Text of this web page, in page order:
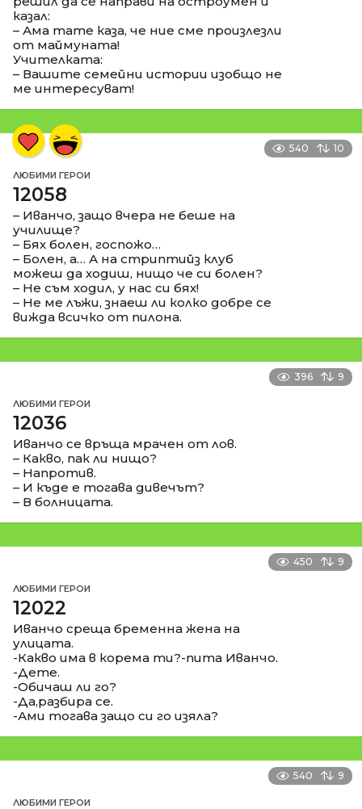
казал:
– Ама тате каза, че ние сме произлезли
от маймуната!
Учителката:
– Вашите семейни истории изобщо не
ме интересуват!
540 10
ЛЮБИМИ ГЕРОИ
12058
– Иванчо, защо вчера не беше на
училище?
– Бях болен, госпожо…
– Болен, а… А на стриптийз клуб
можеш да ходиш, нищо че си болен?
– Не съм ходил, у нас си бях!
– Не ме лъжи, знаеш ли колко добре се
вижда всичко от пилона.
396 9
ЛЮБИМИ ГЕРОИ
12036
Иванчо се връща мрачен от лов.
– Какво, пак ли нищо?
– Напротив.
– И къде е тогава дивечът?
– В болницата.
450 9
ЛЮБИМИ ГЕРОИ
12022
Иванчо среща бременна жена на
улицата.
-Какво има в корема ти?-пита Иванчо.
-Дете.
-Обичаш ли го?
-Да,разбира се.
-Ами тогава защо си го изяла?
540 9
ЛЮБИМИ ГЕРОИ